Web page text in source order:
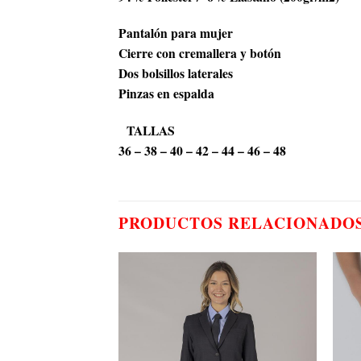
Pantalón para mujer
Cierre con cremallera y botón
Dos bolsillos laterales
Pinzas en espalda
TALLAS
36 – 38 – 40 – 42 – 44 – 46 – 48
PRODUCTOS